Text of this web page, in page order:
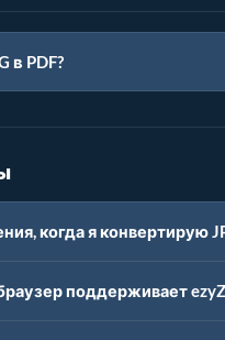
в PDF?
когда я конвертирую
поддерживает